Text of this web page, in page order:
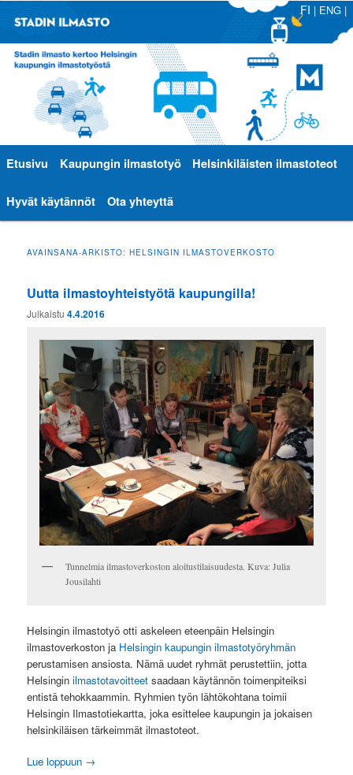
FI | ENG|
Päävalikko
Siirry
sisältöön
Siirry
toissijaiseen
Etusivu Kaupungin ilmastotyö Helsinkiläisten ilmastoteot
Hyvät käytännöt Ota yhteyttä
AVAINSANA-ARKISTO:HELSINGIN ILMASTOVERKOSTO
Uutta ilmastoyhteistyötä kaupungilla!
Julkaistu4.4.2016
Tunnelmia ilmastoverkoston aloitustilaisuudesta. Kuva: Julia
Jousilahti
Helsingin ilmastotyö otti askeleen eteenpäin Helsingin
ilmastoverkoston ja Helsingin kaupungin ilmastotyöryhmän
perustamisen ansiosta. Nämä uudet ryhmät perustettiin, jotta
Helsinginilmastotavoitteet saadaan käytännön toimenpiteiksi
entistä tehokkaammin. Ryhmien työn lähtökohtana toimii
Helsingin Ilmastotiekartta, joka esittelee kaupungin ja jokaisen
helsinkiläisen tärkeimmät ilmastoteot.
Lue loppuun →